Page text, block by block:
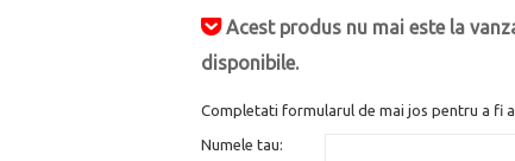
Acest produs nu mai este la
disponibile.
Completati formularul de mai jos pentru a fi
Numele tau: